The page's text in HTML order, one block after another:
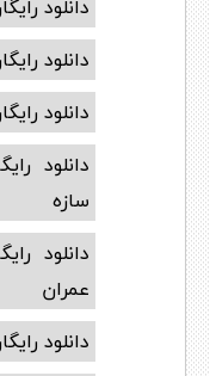
دانلود
دانلود
دانلود
دانلود
سازه
دانلود
عمران
دانلود